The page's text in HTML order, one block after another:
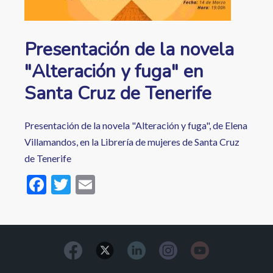
Presentación de la novela
"Alteración y fuga" en
Santa Cruz de Tenerife
Presentación de la novela "Alteración y fuga", de Elena
Villamandos, en la Librería de mujeres de Santa Cruz
de Tenerife
F
ac
e
T
w
itt
er
ai
l